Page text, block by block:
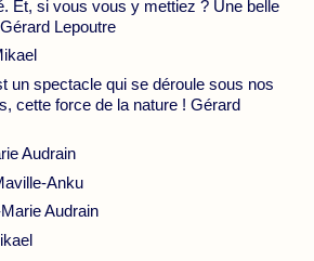
Et, si vous vous y mettiez ? Une belle
Lepoutre
un spectacle qui se déroule sous nos
cette force de la nature ! Gérard
Audrain
Anku
Audrain